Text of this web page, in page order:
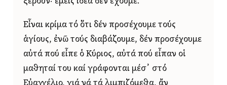
Εἶναι κρίμα τό ὅτι δέν προσέχουμε τούς
ἁγίους, ἐνῶ τούς διαβάζουμε, δέν προσέχουμε
αὐτά πού εἶπε ὁ Κύριος, αὐτά πού εἶπαν οἱ
μαθηταί του καί γράφονται μέσ᾿ στό
Εὐαγγέλιο, γιά νά τά λιμπιζόμεθα, ἄν